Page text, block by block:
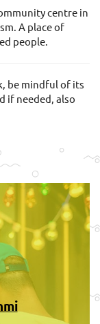
centre in
A place of
people.
be mindful of its
if needed, also